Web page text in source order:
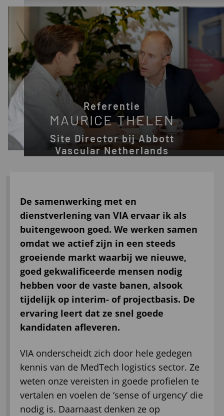
Referentie
MAURICE THELEN
Site Director bij Abbott
Vascular Netherlands
De samenwerking met en
dienstverlening van VIA ervaar ik als
buitengewoon goed. We werken samen
omdat we actief zijn in een steeds
groeiende markt waarbij we nieuwe,
goed gekwalificeerde mensen nodig
hebben voor de vaste banen, alsook
tijdelijk op interim- of projectbasis. De
ervaring leert dat ze snel goede
kandidaten afleveren.
VIA onderscheidt zich door hele gedegen
kennis van de MedTech logistics sector. Ze
weten onze vereisten in goede profielen te
vertalen en voelen de ‘sense of urgency’ die
nodig is. Daarnaast denken ze op